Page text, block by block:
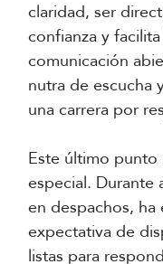
claridad, ser
confianza y
comunicación
nutra de escucha
una carrera por
Este último punto
especial. Durante
en despachos,
expectativa de
listas para